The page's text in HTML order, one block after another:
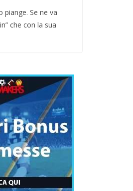
piange. Se ne va
che con la sua